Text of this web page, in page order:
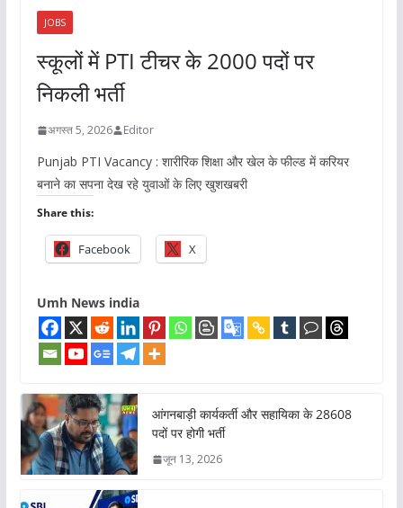
JOBS
स्कूलों में PTI टीचर के 2000 पदों पर
निकली भर्ती
अगस्त 5, 2026 Editor
Punjab PTI Vacancy : शारीरिक शिक्षा और खेल के फील्ड में करियर
बनाने का सपना देख रहे युवाओं के लिए खुशखबरी
Share this:
Facebook X
Umh News india
आंगनबाड़ी कार्यकर्ती और सहायिका के 28608
पदों पर होगी भर्ती
जून 13, 2026